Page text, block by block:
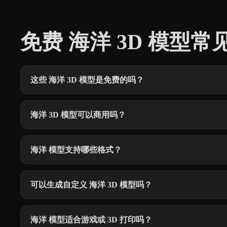
免费 海洋 3D 模型常
这些 海洋 3D 模型是免费的吗？
海洋 3D 模型可以商用吗？
海洋 模型支持哪些格式？
可以生成自定义 海洋 3D 模型吗？
海洋 模型适合游戏或 3D 打印吗？